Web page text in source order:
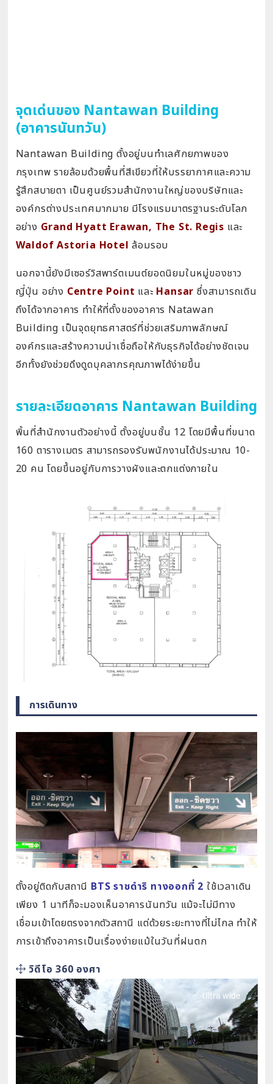
จุดเด่นของ Nantawan Building
(อาคารนันทวัน)
Nantawan Building ตั้งอยู่บนทำเลศักยภาพของ
กรุงเทพ รายล้อมด้วยพื้นที่สีเขียวที่ให้บรรยากาศและความ
รู้สึกสบายตา เป็นศูนย์รวมสำนักงานใหญ่ของบริษัทและ
องค์กรต่างประเทศมากมาย มีโรงแรมมาตรฐานระดับโลก
อย่าง Grand Hyatt Erawan, The St. Regis และ
Waldof Astoria Hotel ล้อมรอบ
นอกจานี้ยังมีเซอร์วิสพาร์ตเมนต์ยอดนิยมในหมู่ของชาว
ญี่ปุ่น อย่าง Centre Point และ Hansar ซึ่งสามารถเดิน
ถึงได้จากอาคาร ทำให้ที่ตั้งของอาคาร Natawan
Building เป็นจุดยุทธศาสตร์ที่ช่วยเสริมภาพลักษณ์
องค์กรและสร้างความน่าเชื่อถือให้กับธุรกิจได้อย่างชัดเจน
อีกทั้งยังช่วยดึงดูดบุคลากรคุณภาพได้ง่ายขึ้น
รายละเอียดอาคาร Nantawan Building
พิ้นที่สำนักงานตัวอย่างนี้ ตั้งอยู่บนชั้น 12 โดยมีพื้นที่ขนาด
160 ตารางเมตร สามารถรองรับพนักงานได้ประมาณ 10-
20 คน โดยขึ้นอยู่กับการวางผังและตกแต่งภายใน
การเดินทาง
ตั้งอยู่ติดกับสถานี BTS ราชดำริ ทางออกที่ 2 ใช้เวลาเดิน
เพียง 1 นาทีก็จะมองเห็นอาคารนันทวัน แม้จะไม่มีทาง
เชื่อมเข้าโดยตรงจากตัวสถานี แต่ด้วยระยะทางที่ไม่ไกล ทำให้
การเข้าถึงอาคารเป็นเรื่องง่ายแม้ในวันที่ฝนตก
วิดีโอ 360 องศา